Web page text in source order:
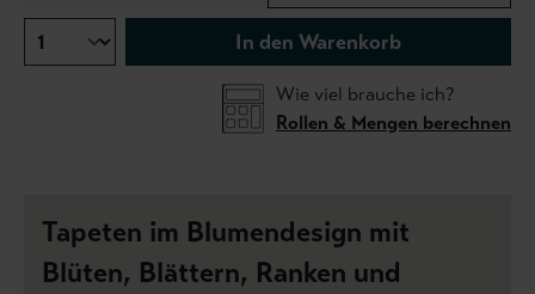
In den Warenkorb
Wie viel brauche ich?
Rollen & Mengen berechnen
Tapeten im Blumendesign mit
Blüten, Blättern, Ranken und